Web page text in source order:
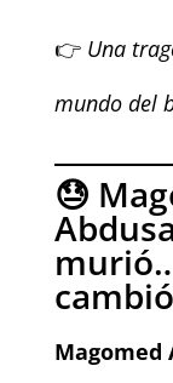
👉 Una
mundo del
😓
Magomed